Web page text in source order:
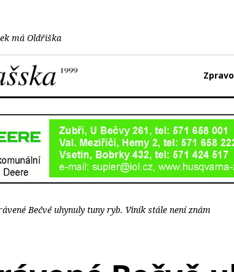
má Oldřiška
Bečvě uhynuly tuny ryb. Viník stále není znám